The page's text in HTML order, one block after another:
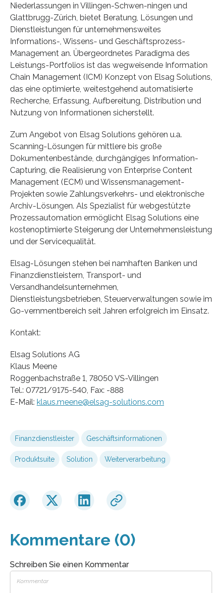
Niederlassungen in Villingen-Schwen-ningen und
Glattbrugg-Zürich, bietet Beratung, Lösungen und
Dienstleistungen für unternehmensweites
Informations-, Wissens- und Geschäftsprozess-
Management an. Übergeordnetes Paradigma des
Leistungs-Portfolios ist das wegweisende Information
Chain Management (ICM) Konzept von Elsag Solutions,
das eine optimierte, weitestgehend automatisierte
Recherche, Erfassung, Aufbereitung, Distribution und
Nutzung von Informationen sicherstellt.
Zum Angebot von Elsag Solutions gehören u.a.
Scanning-Lösungen für mittlere bis große
Dokumentenbestände, durchgängiges Information-
Capturing, die Realisierung von Enterprise Content
Management (ECM) und Wissensmanagement-
Projekten sowie Zahlungsverkehrs- und elektronische
Archiv-Lösungen. Als Spezialist für webgestützte
Prozessautomation ermöglicht Elsag Solutions eine
kostenoptimierte Steigerung der Unternehmensleistung
und der Servicequalität.
Elsag-Lösungen stehen bei namhaften Banken und
Finanzdienstleistern, Transport- und
Versandhandelsunternehmen,
Dienstleistungsbetrieben, Steuerverwaltungen sowie im
Go-vernmentbereich seit Jahren erfolgreich im Einsatz.
Kontakt:
Elsag Solutions AG
Klaus Meene
Roggenbachstraße 1, 78050 VS-Villingen
Tel.: 07721/9175-540, Fax: -888
E-Mail: klaus.meene@elsag-solutions.com
Finanzdienstleister Geschäftsinformationen
Produktsuite Solution Weiterverarbeitung
Kommentare (0)
Schreiben Sie einen Kommentar